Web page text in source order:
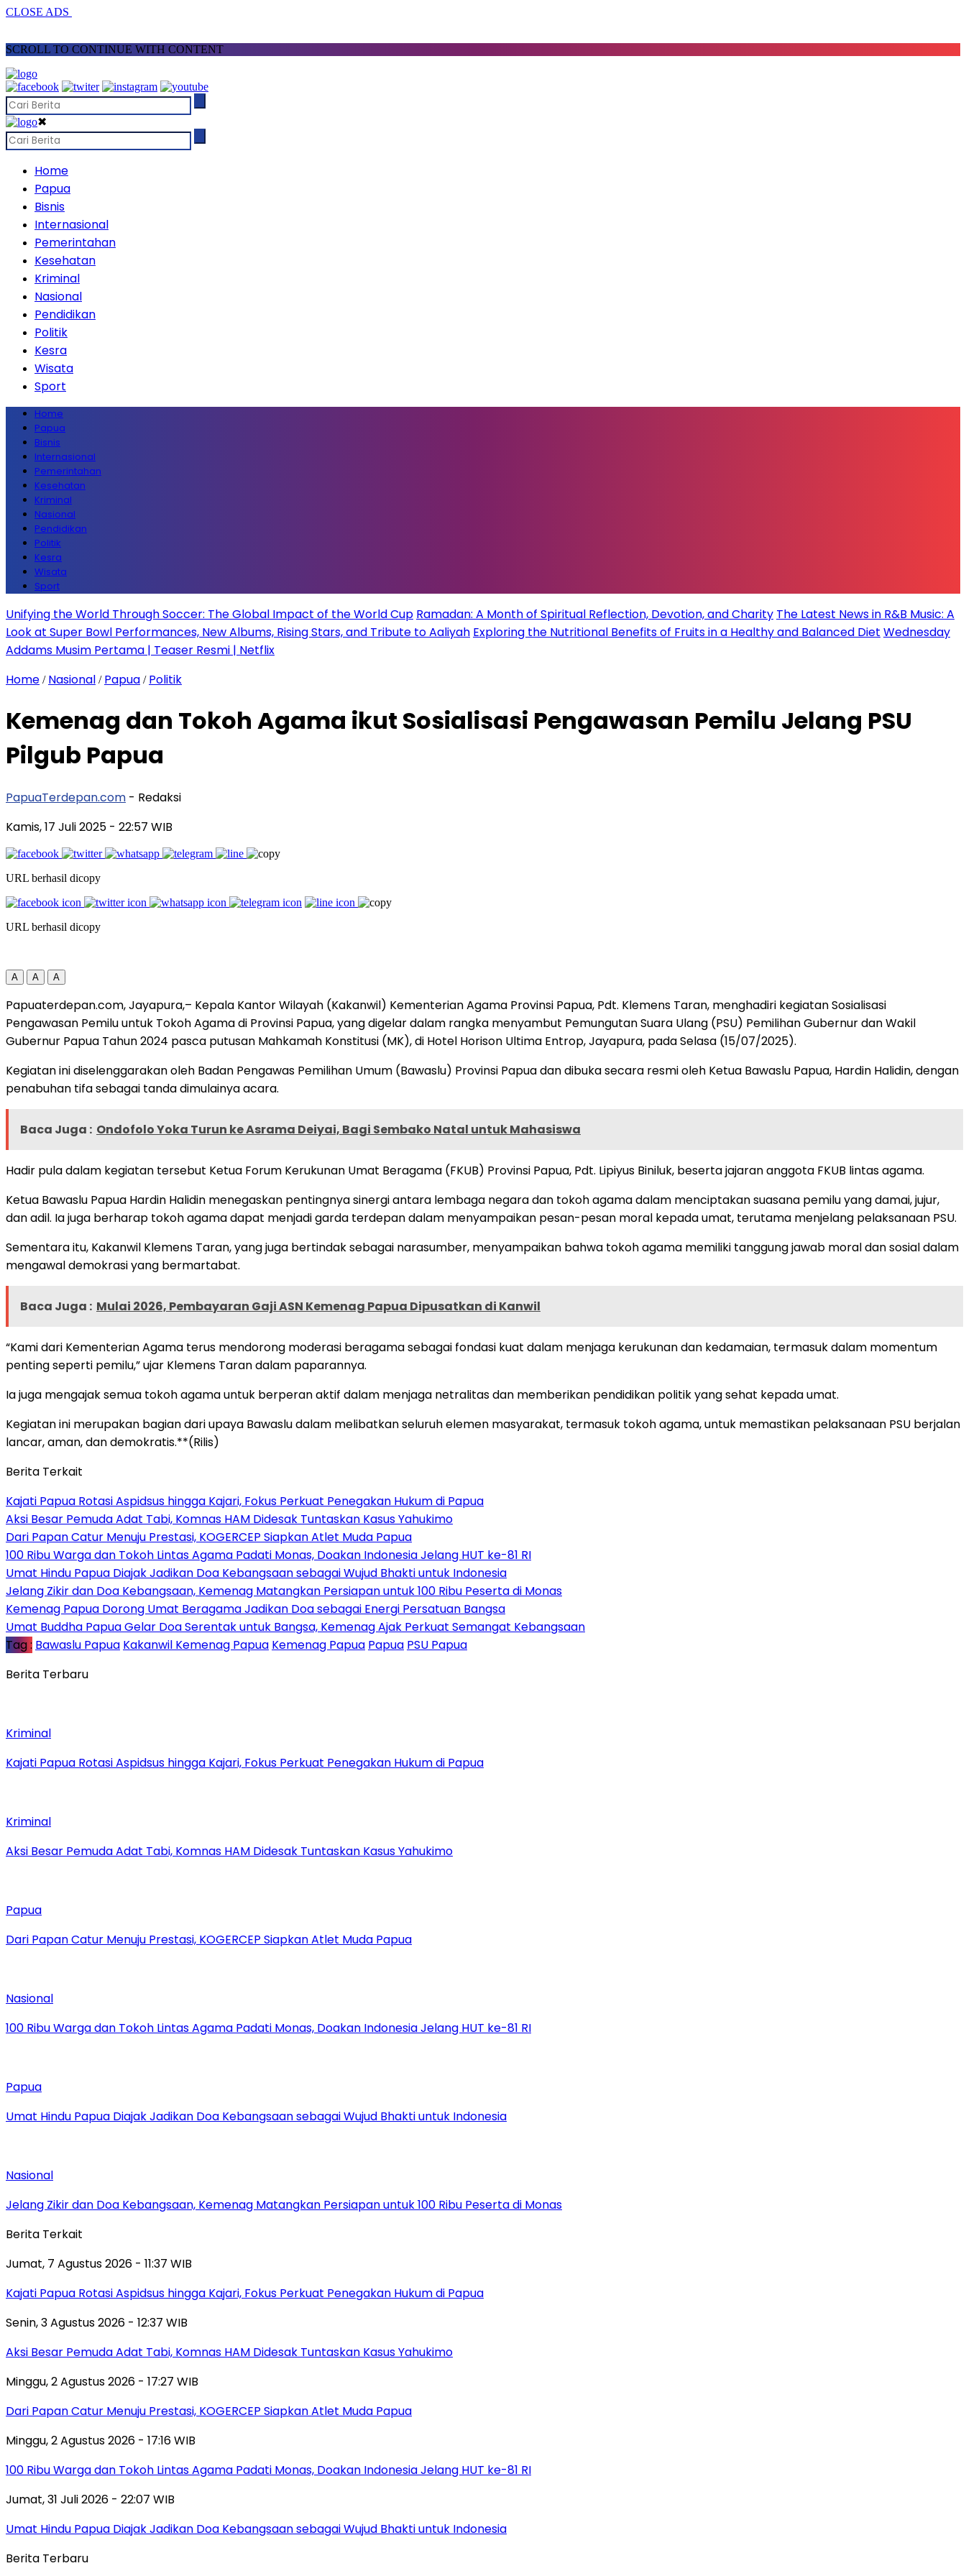
CLOSE ADS
SCROLL TO CONTINUE WITH CONTENT
✖
Home
Papua
Bisnis
Internasional
Pemerintahan
Kesehatan
Kriminal
Nasional
Pendidikan
Politik
Kesra
Wisata
Sport
Home
Papua
Bisnis
Internasional
Pemerintahan
Kesehatan
Kriminal
Nasional
Pendidikan
Politik
Kesra
Wisata
Sport
Unifying the World Through Soccer: The Global Impact of the World Cup Ramadan: A Month of Spiritual Reflection, Devotion, and Charity The Latest News in R&B Music: A
Look at Super Bowl Performances, New Albums, Rising Stars, and Tribute to Aaliyah Exploring the Nutritional Benefits of Fruits in a Healthy and Balanced Diet Wednesday
Addams Musim Pertama | Teaser Resmi | Netflix
Home / Nasional / Papua / Politik
Kemenag dan Tokoh Agama ikut Sosialisasi Pengawasan Pemilu Jelang PSU
Pilgub Papua
PapuaTerdepan.com - Redaksi
Kamis, 17 Juli 2025 - 22:57 WIB
URL berhasil dicopy
URL berhasil dicopy
A A A
Papuaterdepan.com, Jayapura,– Kepala Kantor Wilayah (Kakanwil) Kementerian Agama Provinsi Papua, Pdt. Klemens Taran, menghadiri kegiatan Sosialisasi
Pengawasan Pemilu untuk Tokoh Agama di Provinsi Papua, yang digelar dalam rangka menyambut Pemungutan Suara Ulang (PSU) Pemilihan Gubernur dan Wakil
Gubernur Papua Tahun 2024 pasca putusan Mahkamah Konstitusi (MK), di Hotel Horison Ultima Entrop, Jayapura, pada Selasa (15/07/2025).
Kegiatan ini diselenggarakan oleh Badan Pengawas Pemilihan Umum (Bawaslu) Provinsi Papua dan dibuka secara resmi oleh Ketua Bawaslu Papua, Hardin Halidin, dengan
penabuhan tifa sebagai tanda dimulainya acara.
Baca Juga : Ondofolo Yoka Turun ke Asrama Deiyai, Bagi Sembako Natal untuk Mahasiswa
Hadir pula dalam kegiatan tersebut Ketua Forum Kerukunan Umat Beragama (FKUB) Provinsi Papua, Pdt. Lipiyus Biniluk, beserta jajaran anggota FKUB lintas agama.
Ketua Bawaslu Papua Hardin Halidin menegaskan pentingnya sinergi antara lembaga negara dan tokoh agama dalam menciptakan suasana pemilu yang damai, jujur,
dan adil. Ia juga berharap tokoh agama dapat menjadi garda terdepan dalam menyampaikan pesan-pesan moral kepada umat, terutama menjelang pelaksanaan PSU.
Sementara itu, Kakanwil Klemens Taran, yang juga bertindak sebagai narasumber, menyampaikan bahwa tokoh agama memiliki tanggung jawab moral dan sosial dalam
mengawal demokrasi yang bermartabat.
Baca Juga : Mulai 2026, Pembayaran Gaji ASN Kemenag Papua Dipusatkan di Kanwil
“Kami dari Kementerian Agama terus mendorong moderasi beragama sebagai fondasi kuat dalam menjaga kerukunan dan kedamaian, termasuk dalam momentum
penting seperti pemilu,” ujar Klemens Taran dalam paparannya.
Ia juga mengajak semua tokoh agama untuk berperan aktif dalam menjaga netralitas dan memberikan pendidikan politik yang sehat kepada umat.
Kegiatan ini merupakan bagian dari upaya Bawaslu dalam melibatkan seluruh elemen masyarakat, termasuk tokoh agama, untuk memastikan pelaksanaan PSU berjalan
lancar, aman, dan demokratis.**(Rilis)
Berita Terkait
Kajati Papua Rotasi Aspidsus hingga Kajari, Fokus Perkuat Penegakan Hukum di Papua
Aksi Besar Pemuda Adat Tabi, Komnas HAM Didesak Tuntaskan Kasus Yahukimo
Dari Papan Catur Menuju Prestasi, KOGERCEP Siapkan Atlet Muda Papua
100 Ribu Warga dan Tokoh Lintas Agama Padati Monas, Doakan Indonesia Jelang HUT ke-81 RI
Umat Hindu Papua Diajak Jadikan Doa Kebangsaan sebagai Wujud Bhakti untuk Indonesia
Jelang Zikir dan Doa Kebangsaan, Kemenag Matangkan Persiapan untuk 100 Ribu Peserta di Monas
Kemenag Papua Dorong Umat Beragama Jadikan Doa sebagai Energi Persatuan Bangsa
Umat Buddha Papua Gelar Doa Serentak untuk Bangsa, Kemenag Ajak Perkuat Semangat Kebangsaan
Tag : Bawaslu Papua Kakanwil Kemenag Papua Kemenag Papua Papua PSU Papua
Berita Terbaru
Kriminal
Kajati Papua Rotasi Aspidsus hingga Kajari, Fokus Perkuat Penegakan Hukum di Papua
Kriminal
Aksi Besar Pemuda Adat Tabi, Komnas HAM Didesak Tuntaskan Kasus Yahukimo
Papua
Dari Papan Catur Menuju Prestasi, KOGERCEP Siapkan Atlet Muda Papua
Nasional
100 Ribu Warga dan Tokoh Lintas Agama Padati Monas, Doakan Indonesia Jelang HUT ke-81 RI
Papua
Umat Hindu Papua Diajak Jadikan Doa Kebangsaan sebagai Wujud Bhakti untuk Indonesia
Nasional
Jelang Zikir dan Doa Kebangsaan, Kemenag Matangkan Persiapan untuk 100 Ribu Peserta di Monas
Berita Terkait
Jumat, 7 Agustus 2026 - 11:37 WIB
Kajati Papua Rotasi Aspidsus hingga Kajari, Fokus Perkuat Penegakan Hukum di Papua
Senin, 3 Agustus 2026 - 12:37 WIB
Aksi Besar Pemuda Adat Tabi, Komnas HAM Didesak Tuntaskan Kasus Yahukimo
Minggu, 2 Agustus 2026 - 17:27 WIB
Dari Papan Catur Menuju Prestasi, KOGERCEP Siapkan Atlet Muda Papua
Minggu, 2 Agustus 2026 - 17:16 WIB
100 Ribu Warga dan Tokoh Lintas Agama Padati Monas, Doakan Indonesia Jelang HUT ke-81 RI
Jumat, 31 Juli 2026 - 22:07 WIB
Umat Hindu Papua Diajak Jadikan Doa Kebangsaan sebagai Wujud Bhakti untuk Indonesia
Berita Terbaru